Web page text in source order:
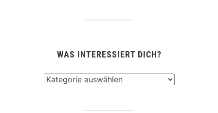
WAS INTERESSIERT DICH?